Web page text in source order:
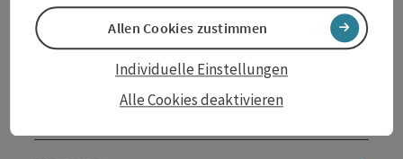
Anreise/Lage
Alle Cookies deaktivieren
Individuelle Einstellungen
Allen Cookies zustimmen